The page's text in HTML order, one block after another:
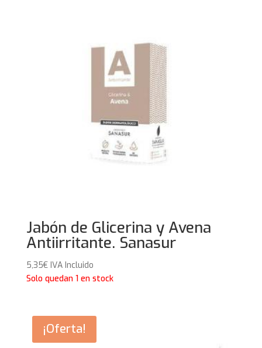
Jabón de Glicerina y Avena
Antiirritante. Sanasur
5,35€ IVA Incluido
Solo quedan 1 en stock
¡Oferta!